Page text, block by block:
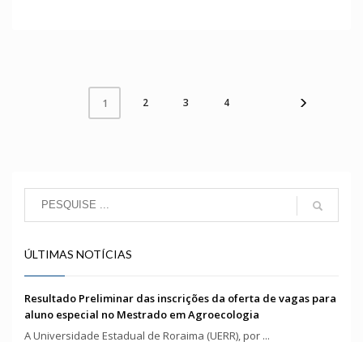
1 2 3 4
ÚLTIMAS NOTÍCIAS
Resultado Preliminar das inscrições da oferta de vagas para
aluno especial no Mestrado em Agroecologia
A Universidade Estadual de Roraima (UERR), por ...